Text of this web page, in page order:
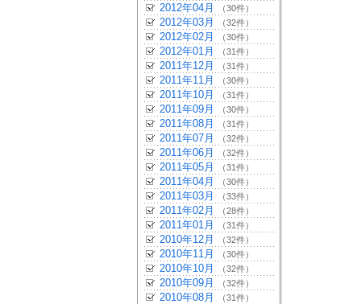
2012年04月 （30件）
2012年03月 （32件）
2012年02月 （30件）
2012年01月 （31件）
2011年12月 （31件）
2011年11月 （30件）
2011年10月 （31件）
2011年09月 （30件）
2011年08月 （31件）
2011年07月 （32件）
2011年06月 （32件）
2011年05月 （31件）
2011年04月 （30件）
2011年03月 （33件）
2011年02月 （28件）
2011年01月 （31件）
2010年12月 （32件）
2010年11月 （30件）
2010年10月 （32件）
2010年09月 （32件）
2010年08月 （31件）